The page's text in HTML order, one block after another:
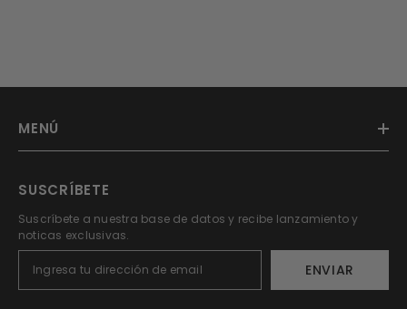
MENÚ
SUSCRÍBETE
Suscríbete a nuestra base de datos y recibe lanzamiento y
noticas exclusivas.
ENVIAR